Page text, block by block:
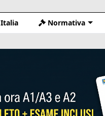
Italia Normativa